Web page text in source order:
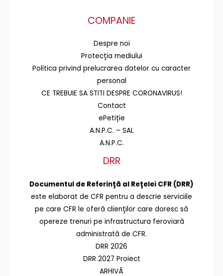
COMPANIE
Despre noi
Protecţia mediului
Politica privind prelucrarea datelor cu caracter
personal
CE TREBUIE SA STITI DESPRE CORONAVIRUS!
Contact
ePetiție
A.N.P.C. – SAL
A.N.P.C.
DRR
Documentul de Referinţă al Reţelei CFR (DRR)
este elaborat de CFR pentru a descrie serviciile
pe care CFR le oferă clienţilor care doresc să
opereze trenuri pe infrastructura feroviară
administrată de CFR.
DRR 2026
DRR 2027 Proiect
ARHIVĂ